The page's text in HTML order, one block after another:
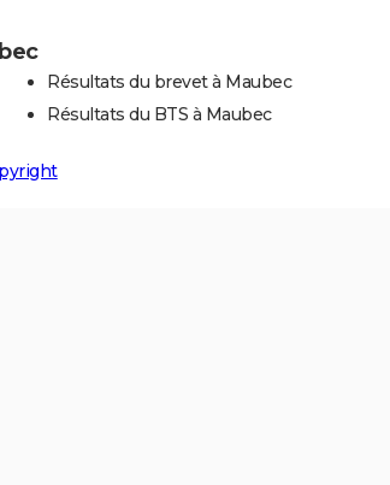
Résultats du brevet à Maubec
Résultats du BTS à Maubec